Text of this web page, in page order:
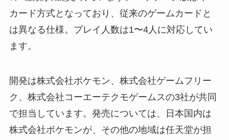
カード方式となっており、従来のゲームカードと
は異なる仕様。プレイ人数は1〜4人に対応してい
ます。
開発は株式会社ポケモン、株式会社ゲームフリー
ク、株式会社コーエーテクモゲームスの3社が共同
で担当しています。発売については、日本国内は
株式会社ポケモンが、その他の地域は任天堂が担